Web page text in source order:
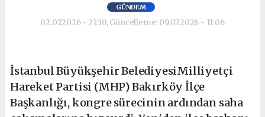
GÜNDEM
02.07.2026 - 21:30, Güncelleme: 09.07.2026 - 11:06
İstanbul Büyükşehir BelediyesiMilliyetçi
Hareket Partisi (MHP) Bakırköy İlçe
Başkanlığı, kongre sürecinin ardından saha